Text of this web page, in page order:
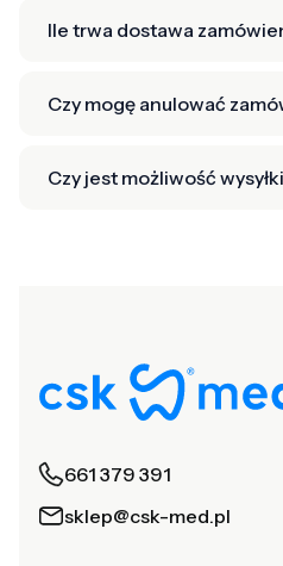
Ile trwa dostawa
Czy mogę anulować
Czy jest możliwość
661 379 391
sklep@csk-med.pl